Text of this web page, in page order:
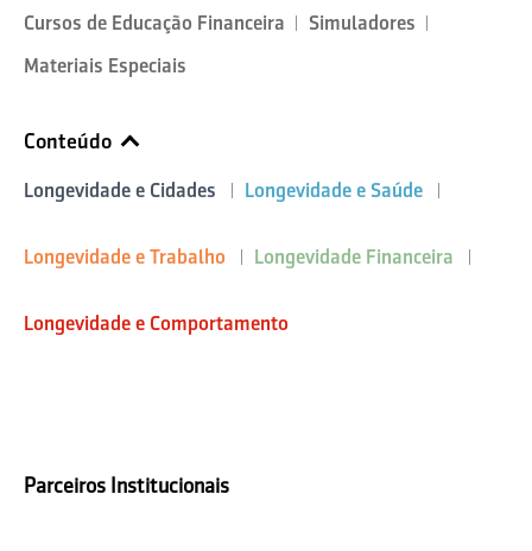
Cursos de Educação Financeira
Simuladores
Materiais Especiais
Conteúdo
Longevidade e Cidades Longevidade e Saúde
Longevidade e Trabalho Longevidade Financeira
Longevidade e Comportamento
Parceiros Institucionais